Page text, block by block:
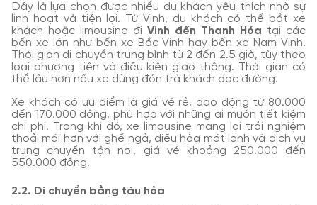
Đây là lựa chọn được nhiều du khách yêu thích nhờ sự
linh hoạt và tiện lợi. Từ Vinh, du khách có thể bắt xe
khách hoặc limousine đi Vinh đến Thanh Hóa tại các
bến xe lớn như bến xe Bắc Vinh hay bến xe Nam Vinh.
Thời gian di chuyển trung bình từ 2 đến 2.5 giờ, tùy theo
loại phương tiện và điều kiện giao thông. Thời gian có
thể lâu hơn nếu xe dừng đón trả khách dọc đường.
Xe khách có ưu điểm là giá vé rẻ, dao động từ 80.000
đến 170.000 đồng, phù hợp với những ai muốn tiết kiệm
chi phí. Trong khi đó, xe limousine mang lại trải nghiệm
thoải mái hơn với ghế ngả, điều hòa mát lạnh và dịch vụ
trung chuyển tận nơi, giá vé khoảng 250.000 đến
550.000 đồng.
2.2. Di chuyển bằng tàu hỏa